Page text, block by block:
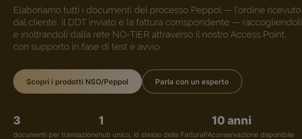
Elaboriamo tutti i documenti del processo Peppol — l’ordine ricevuto
dal cliente, il DDT inviato e la fattura corrispondente — raccogliendoli
e inoltrandoli dalla rete NO-TiER attraverso il nostro Access Point,
con supporto in fase di test e avvio.
Scopri i prodotti NSO/Peppol Parla con un esperto
3
documenti per transazione
1
hub unico, lo stesso della FatturaPA
10 anni
conservazione disponibile